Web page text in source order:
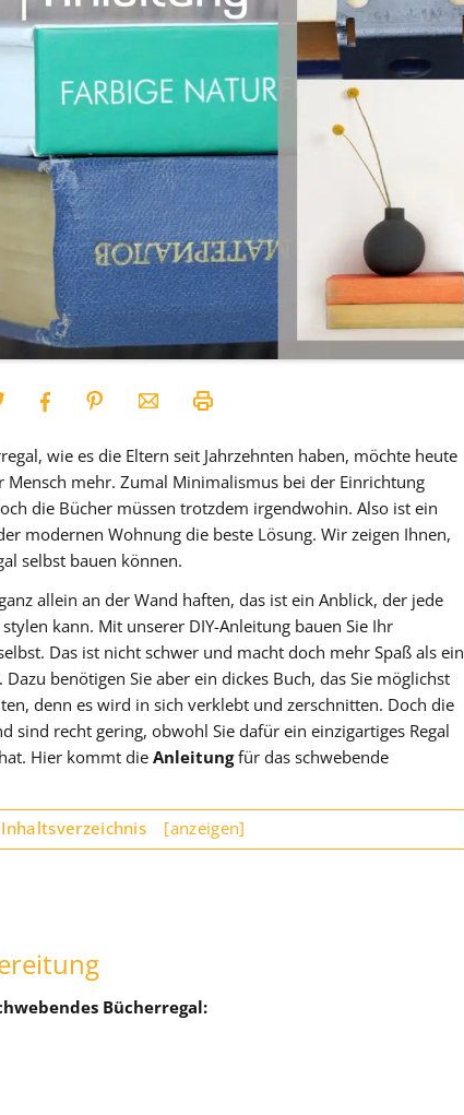
wie es die Eltern seit Jahrzehnten haben, möchte heute
mehr. Zumal Minimalismus bei der Einrichtung
die Bücher müssen trotzdem irgendwohin. Also ist ein
modernen Wohnung die beste Lösung. Wir zeigen Ihnen,
selbst bauen können.
allein an der Wand haften, das ist ein Anblick, der jede
kann. Mit unserer DIY-Anleitung bauen Sie Ihr
Das ist nicht schwer und macht doch mehr Spaß als ein
Dazu benötigen Sie aber ein dickes Buch, das Sie möglichst
denn es wird in sich verklebt und zerschnitten. Doch die
sind recht gering, obwohl Sie dafür ein einzigartiges Regal
Hier kommt die Anleitungfür das schwebende
Inhaltsverzeichnis [anzeigen]
Bücherregal: